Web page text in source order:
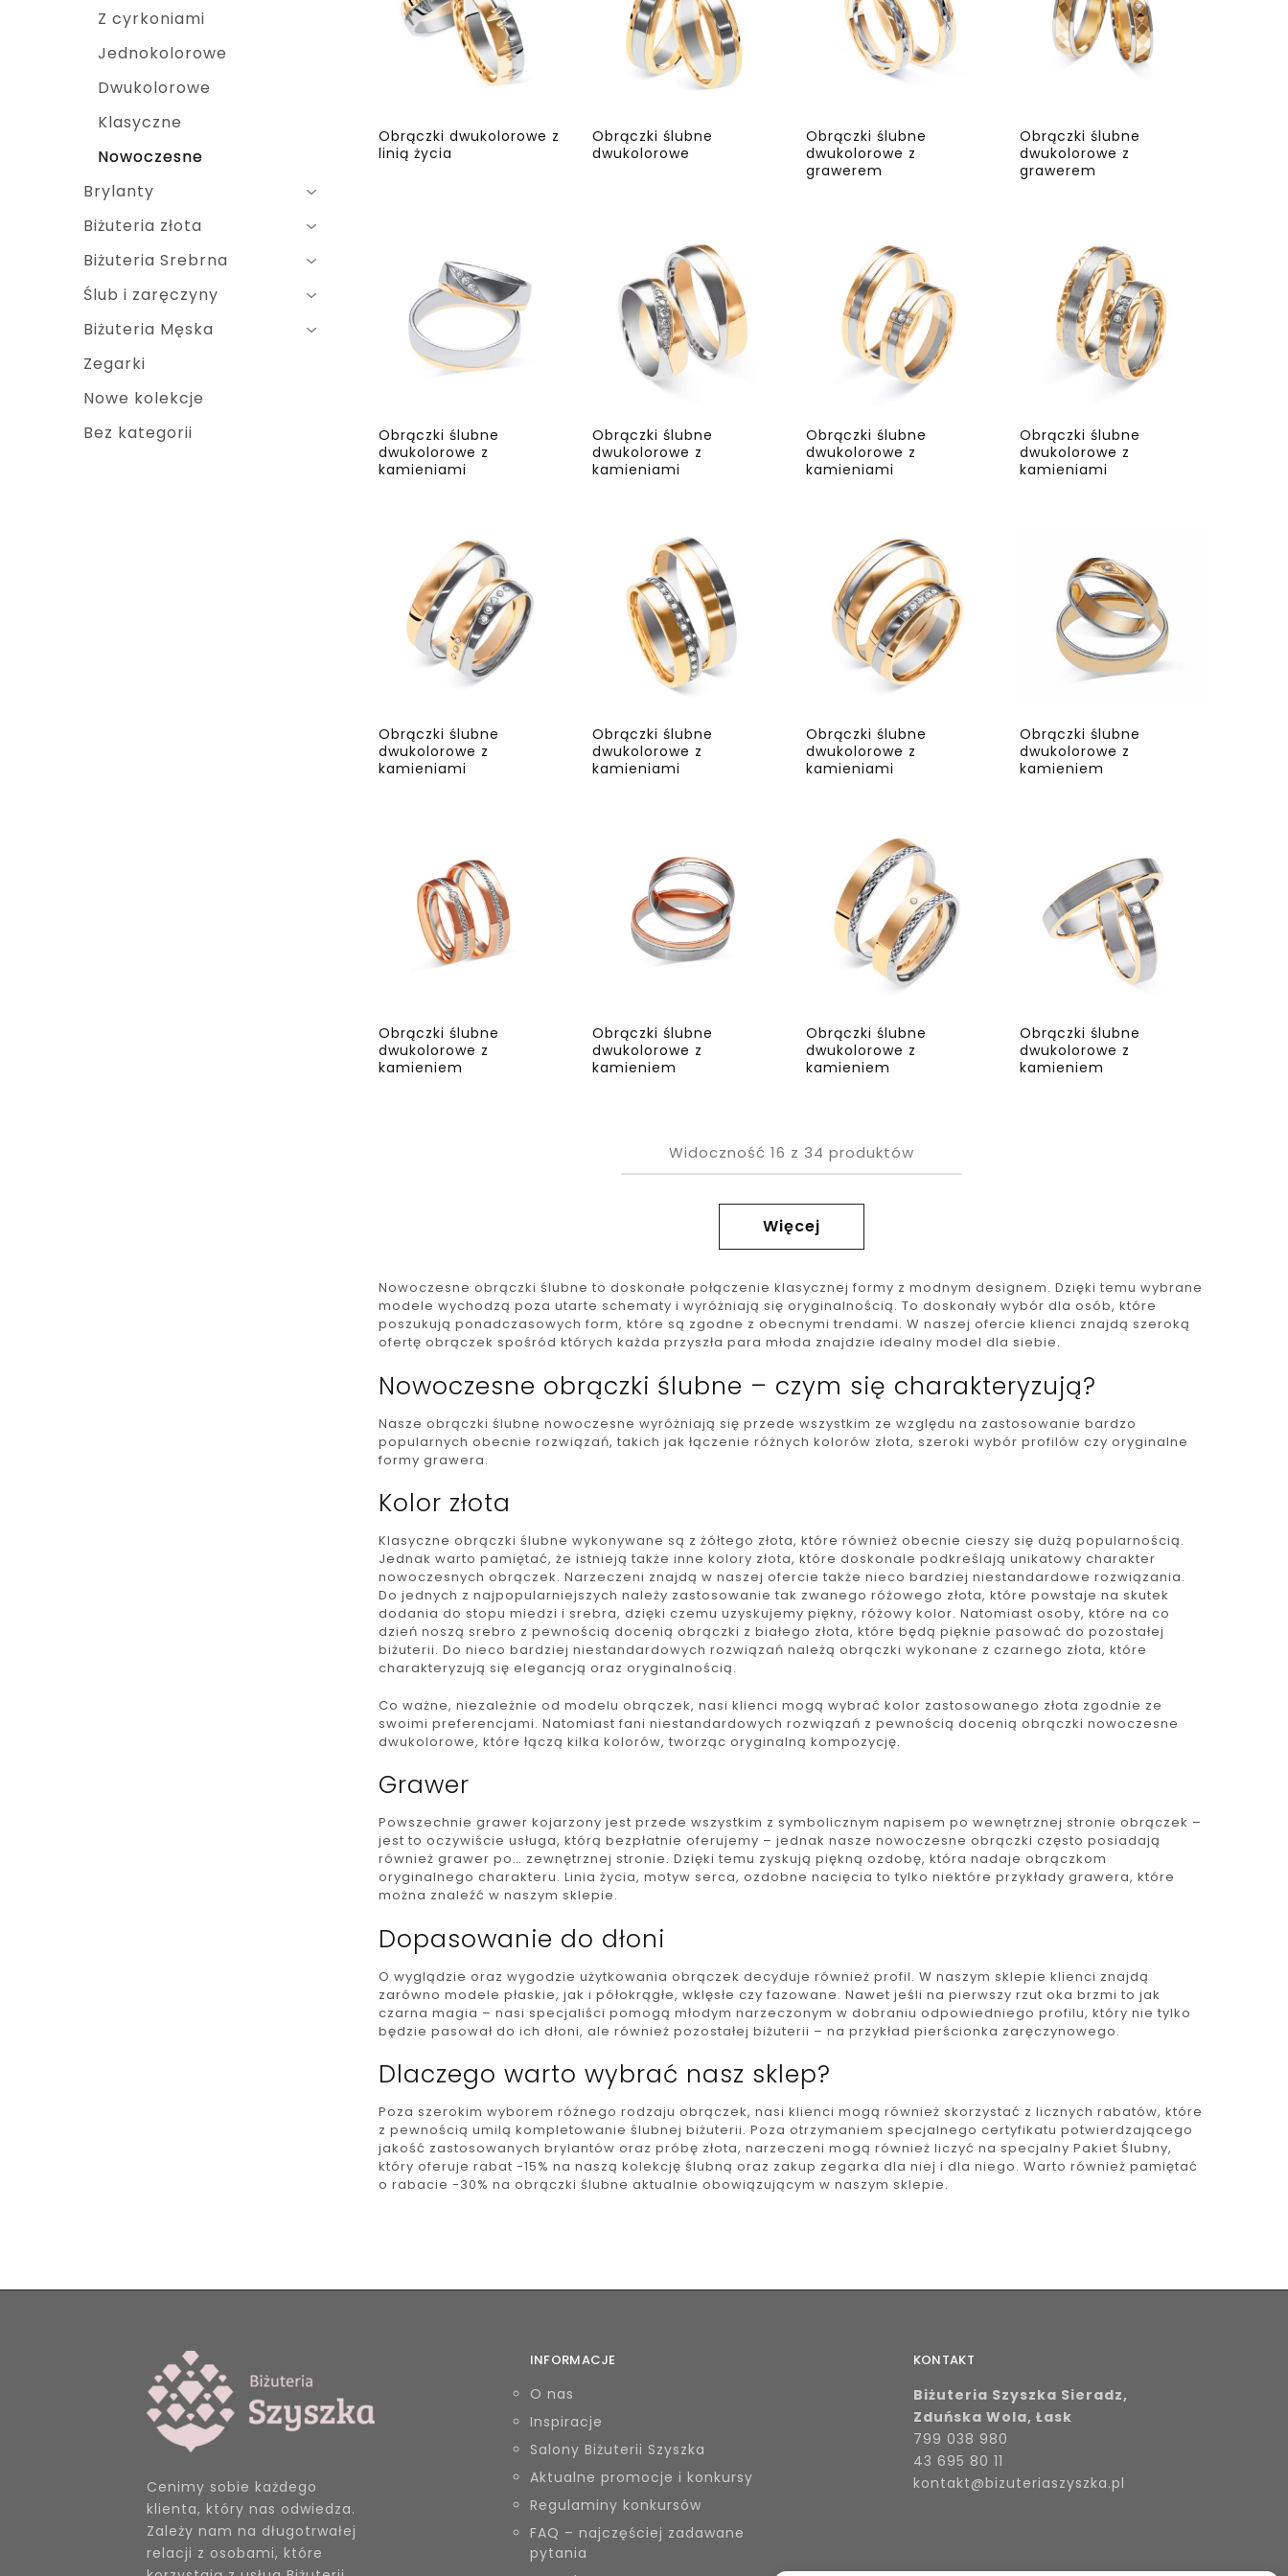
Obrączki dwukolorowe z
linią życia
Obrączki ślubne
dwukolorowe
Obrączki ślubne
dwukolorowe z
grawerem
Obrączki ślubne
dwukolorowe z
grawerem
Obrączki ślubne
dwukolorowe z
kamieniami
Obrączki ślubne
dwukolorowe z
kamieniami
Obrączki ślubne
dwukolorowe z
kamieniami
Obrączki ślubne
dwukolorowe z
kamieniami
Obrączki ślubne
dwukolorowe z
kamieniami
Obrączki ślubne
dwukolorowe z
kamieniami
Obrączki ślubne
dwukolorowe z
kamieniami
Obrączki ślubne
dwukolorowe z
kamieniem
Obrączki ślubne
dwukolorowe z
kamieniem
Obrączki ślubne
dwukolorowe z
kamieniem
Obrączki ślubne
dwukolorowe z
kamieniem
Obrączki ślubne
dwukolorowe z
kamieniem
Widoczność 16 z 34 produktów
Więcej
Nowoczesne obrączki ślubne to doskonałe połączenie klasycznej formy z modnym designem. Dzięki temu wybrane
modele wychodzą poza utarte schematy i wyróżniają się oryginalnością. To doskonały wybór dla osób, które
poszukują ponadczasowych form, które są zgodne z obecnymi trendami. W naszej ofercie klienci znajdą szeroką
ofertę obrączek spośród których każda przyszła para młoda znajdzie idealny model dla siebie.
Nowoczesne obrączki ślubne – czym się charakteryzują?
Nasze obrączki ślubne nowoczesne wyróżniają się przede wszystkim ze względu na zastosowanie bardzo
popularnych obecnie rozwiązań, takich jak łączenie różnych kolorów złota, szeroki wybór profilów czy oryginalne
formy grawera.
Kolor złota
Klasyczne obrączki ślubne wykonywane są z żółtego złota, które również obecnie cieszy się dużą popularnością.
Jednak warto pamiętać, że istnieją także inne kolory złota, które doskonale podkreślają unikatowy charakter
nowoczesnych obrączek. Narzeczeni znajdą w naszej ofercie także nieco bardziej niestandardowe rozwiązania.
Do jednych z najpopularniejszych należy zastosowanie tak zwanego różowego złota, które powstaje na skutek
dodania do stopu miedzi i srebra, dzięki czemu uzyskujemy piękny, różowy kolor. Natomiast osoby, które na co
dzień noszą srebro z pewnością docenią obrączki z białego złota, które będą pięknie pasować do pozostałej
biżuterii. Do nieco bardziej niestandardowych rozwiązań należą obrączki wykonane z czarnego złota, które
charakteryzują się elegancją oraz oryginalnością.
Co ważne, niezależnie od modelu obrączek, nasi klienci mogą wybrać kolor zastosowanego złota zgodnie ze
swoimi preferencjami. Natomiast fani niestandardowych rozwiązań z pewnością docenią obrączki nowoczesne
dwukolorowe, które łączą kilka kolorów, tworząc oryginalną kompozycję.
Grawer
Powszechnie grawer kojarzony jest przede wszystkim z symbolicznym napisem po wewnętrznej stronie obrączek –
jest to oczywiście usługa, którą bezpłatnie oferujemy – jednak nasze nowoczesne obrączki często posiadają
również grawer po… zewnętrznej stronie. Dzięki temu zyskują piękną ozdobę, która nadaje obrączkom
oryginalnego charakteru. Linia życia, motyw serca, ozdobne nacięcia to tylko niektóre przykłady grawera, które
można znaleźć w naszym sklepie.
Dopasowanie do dłoni
O wyglądzie oraz wygodzie użytkowania obrączek decyduje również profil. W naszym sklepie klienci znajdą
zarówno modele płaskie, jak i półokrągłe, wklęsłe czy fazowane. Nawet jeśli na pierwszy rzut oka brzmi to jak
czarna magia – nasi specjaliści pomogą młodym narzeczonym w dobraniu odpowiedniego profilu, który nie tylko
będzie pasował do ich dłoni, ale również pozostałej biżuterii – na przykład pierścionka zaręczynowego.
Dlaczego warto wybrać nasz sklep?
Poza szerokim wyborem różnego rodzaju obrączek, nasi klienci mogą również skorzystać z licznych rabatów, które
z pewnością umilą kompletowanie ślubnej biżuterii. Poza otrzymaniem specjalnego certyfikatu potwierdzającego
jakość zastosowanych brylantów oraz próbę złota, narzeczeni mogą również liczyć na specjalny Pakiet Ślubny,
który oferuje rabat -15% na naszą kolekcję ślubną oraz zakup zegarka dla niej i dla niego. Warto również pamiętać
o rabacie -30% na obrączki ślubne aktualnie obowiązującym w naszym sklepie.
Z cyrkoniami
Jednokolorowe
Dwukolorowe
Klasyczne
Nowoczesne
Brylanty
Biżuteria złota
Biżuteria Srebrna
Ślub i zaręczyny
Biżuteria Męska
Zegarki
Nowe kolekcje
Bez kategorii
Cenimy sobie każdego
klienta, który nas odwiedza.
Zależy nam na długotrwałej
relacji z osobami, które
INFORMACJE
O nas
Inspiracje
Salony Biżuterii Szyszka
Aktualne promocje i konkursy
Regulaminy konkursów
FAQ – najczęściej zadawane
pytania
KONTAKT
Biżuteria Szyszka Sieradz,
Zduńska Wola, Łask
799 038 980
43 695 80 11
kontakt@bizuteriaszyszka.pl